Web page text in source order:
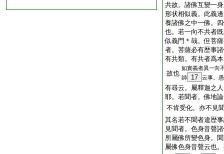
共故。諸佛互變一
形状相似義。此義
養諸佛之中一佛。
也。若一向不共者
似義門＊哉。但菩
者。菩薩必有歴事
有共類。有共者爲
故也
如實義者異一向
師
17 云事。
有尋云。屬釋迦之
耶。若聞者。佛地
不肯受化。亦不見
其名若不聞者違歴
見聞者。色身音聲
所屬佛所變色身。
屬佛色身音聲云也